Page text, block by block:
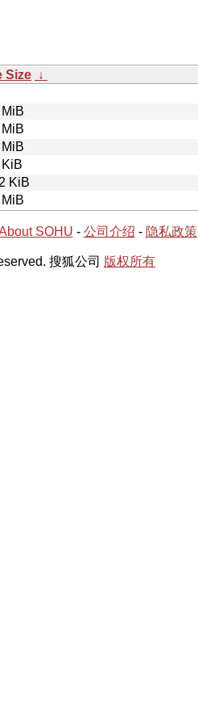
Size ↓
KiB
SOHU - 公司介绍 - 隐私政策
搜狐公司 版权所有